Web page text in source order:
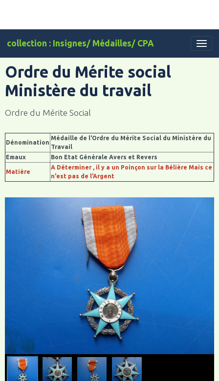
collection : Insignes/ Médailles/ CPA
Ordre du Mérite social
Ministère du travail
Ordre du Mérite Social
Dénomination
Médaille de l'Ordre du Mérite Social du Ministère du
Travail
Emaux
Bon Etat Générale Avers et Revers
Matière
A Déterminer , il y a un Poinçon sur la Bélière Mais ce
n'est pas de l'Argent